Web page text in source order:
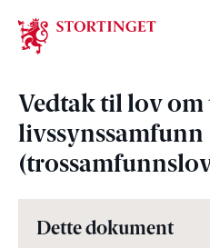
Stortinget.no
Vedtak til lov om
livssynssamfunn
Dette dokument